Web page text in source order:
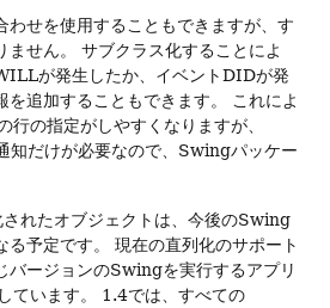
わせを使用することもできますが、す
せん。
サブクラス化することによ
が発生したか、イベントDIDが発
追加することもできます。
これによ
行の指定がしやすくなりますが、
知だけが必要なので、Swingパッケー
されたオブジェクトは、今後のSwing
予定です。
現在の直列化のサポート
バージョンのSwingを実行するアプリ
います。
1.4では、すべての